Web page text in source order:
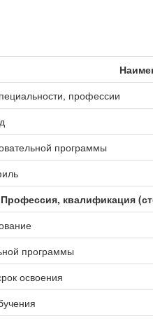
профессии
программы
Профессия, квалификация
программы
освоения